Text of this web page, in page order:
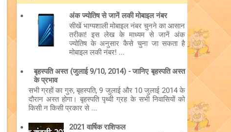
अंक ज्योतिष से जानें लकी मोबाइल नंबर
सीखें भाग्यशाली मोबाइल नंबर चुनने का आसान
तरीका! इस लेख के माध्यम से जानें अंक
ज्योतिष के अनुसार कैसे चुना जा सकता है
मोबाइल लकी नंबर! ...
बृहस्पति अस्त (जुलाई 9/10, 2014) - जानिए बृहस्पति अस्त
के प्रभाव
सभी ग्रहों का गुरु, बृहस्पति, 9 जुलाई और 10 जुलाई 2014 के
दौरान अस्त होगा। बृहस्पति पृथ्वी ग्रह के सभी निवासियों को
किसी न किसी प्रकार से ...
2021 वार्षिक राशिफल